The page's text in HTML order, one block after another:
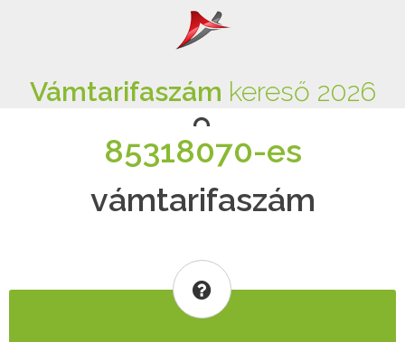
Vámtarifaszám kereső 2026
85318070-es
vámtarifaszám